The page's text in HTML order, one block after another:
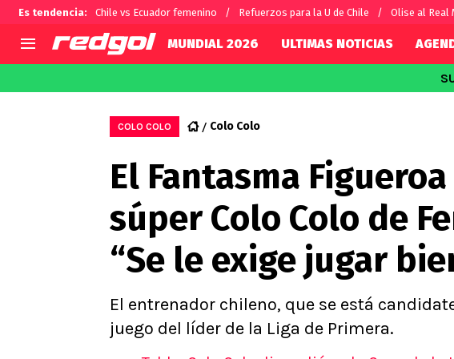
Es tendencia: Chile vs Ecuador femenino Refuerzos para la U de Chile Olise al Real
Selección Chilena
U de Chile
U Católica
Campeonato Nacional
Primera B
Segunda División
Copa Chile
Supercopa Chile
Campeonato Femenino
Alexis Sánchez
Carlos Palacios
Chilenos por el mundo
MUNDIAL 2026 ULTIMAS NOTICIAS
COLO COLO Colo Colo
El Fantasma
súper Colo Colo de
“Se le exige jugar
El entrenador chileno, que se está
juego del líder de la Liga de Primera.